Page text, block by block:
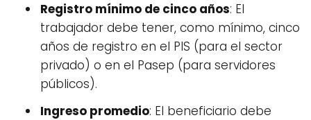
Registro mínimo de cinco años: El
trabajador debe tener, como mínimo, cinco
años de registro en el PIS (para el sector
privado) o en el Pasep (para servidores
públicos).
Ingreso promedio: El beneficiario debe